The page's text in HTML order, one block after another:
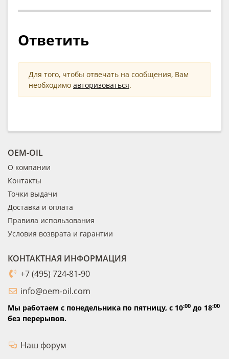
Ответить
Для того, чтобы отвечать на сообщения, Вам
необходимо авторизоваться.
OEM-OIL
О компании
Контакты
Точки выдачи
Доставка и оплата
Правила использования
Условия возврата и гарантии
КОНТАКТНАЯ ИНФОРМАЦИЯ
+7 (495) 724-81-90
info@oem-oil.com
Мы работаем с понедельника по пятницу, с 10:00 до 18:00
без перерывов.
Наш форум